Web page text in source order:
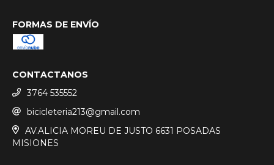
FORMAS DE ENVÍO
CONTACTANOS
3764 535552
bicicleteria213@gmail.com
AV.ALICIA MOREU DE JUSTO 6631 POSADAS
MISIONES